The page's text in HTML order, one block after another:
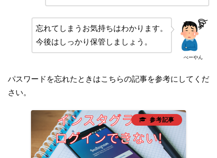
べーやん
忘れてしまうお気持ちはわかります。
今後はしっかり保管しましょう。
パスワードを忘れたときはこちらの記事を参考にしてくだ
さい。